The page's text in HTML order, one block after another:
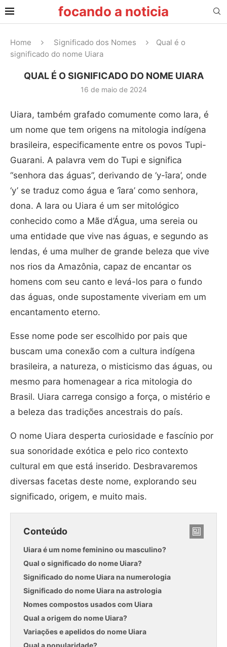
focando a noticia
Home Significado dos Nomes
Qual é o
significado do nome Uiara
QUAL É O SIGNIFICADO DO NOME UIARA
16 de maio de 2024
Uiara, também grafado comumente como Iara, é
um nome que tem origens na mitologia indígena
brasileira, especificamente entre os povos Tupi-
Guarani. A palavra vem do Tupi e significa
“senhora das águas”, derivando de ‘y-îara’, onde
‘y’ se traduz como água e ‘îara’ como senhora,
dona. A Iara ou Uiara é um ser mitológico
conhecido como a Mãe d’Água, uma sereia ou
uma entidade que vive nas águas, e segundo as
lendas, é uma mulher de grande beleza que vive
nos rios da Amazônia, capaz de encantar os
homens com seu canto e levá-los para o fundo
das águas, onde supostamente viveriam em um
encantamento eterno.
Esse nome pode ser escolhido por pais que
buscam uma conexão com a cultura indígena
brasileira, a natureza, o misticismo das águas, ou
mesmo para homenagear a rica mitologia do
Brasil. Uiara carrega consigo a força, o mistério e
a beleza das tradições ancestrais do país.
O nome Uiara desperta curiosidade e fascínio por
sua sonoridade exótica e pelo rico contexto
cultural em que está inserido. Desbravaremos
diversas facetas deste nome, explorando seu
significado, origem, e muito mais.
Conteúdo
Uiara é um nome feminino ou masculino?
Qual o significado do nome Uiara?
Significado do nome Uiara na numerologia
Significado do nome Uiara na astrologia
Nomes compostos usados com Uiara
Qual a origem do nome Uiara?
Variações e apelidos do nome Uiara
Qual a popularidade?